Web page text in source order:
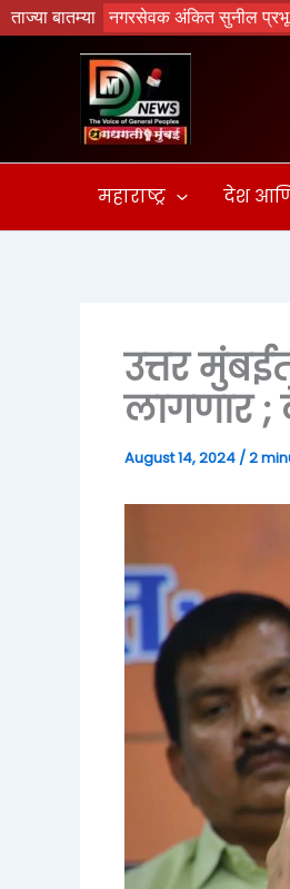
ताज्या बातम्या
; नगरसेवक अंकित सुनील प्रभू यांचे
Skip
to
महाराष्ट्र देश
उत्तर
लागणार ;
August 14, 2024 /2